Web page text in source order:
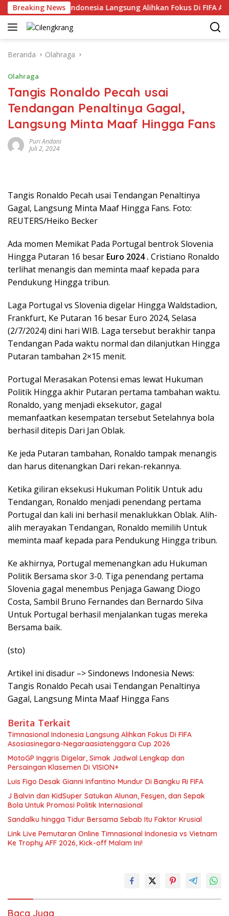
Langsung
ke
konten
Breaking News
Timnasional Indonesia Langsung Alihkan Fokus Di FIFA
Beranda Olahraga
Olahraga
Tangis Ronaldo Pecah usai
Tendangan Penaltinya Gagal,
Langsung Minta Maaf Hingga Fans
Puri Andani
Juli 2, 2024
Tangis Ronaldo Pecah usai Tendangan Penaltinya
Gagal, Langsung Minta Maaf Hingga Fans. Foto:
REUTERS/Heiko Becker
Ada momen Memikat Pada Portugal bentrok Slovenia
Hingga Putaran 16 besar Euro 2024 . Cristiano Ronaldo
terlihat menangis dan meminta maaf kepada para
Pendukung Hingga tribun.
Laga Portugal vs Slovenia digelar Hingga Waldstadion,
Frankfurt, Ke Putaran 16 besar Euro 2024, Selasa
(2/7/2024) dini hari WIB. Laga tersebut berakhir tanpa
Tendangan Pada waktu normal dan dilanjutkan Hingga
Putaran tambahan 2×15 menit.
Portugal Merasakan Potensi emas lewat Hukuman
Politik Hingga akhir Putaran pertama tambahan waktu.
Ronaldo, yang menjadi eksekutor, gagal
memanfaatkan kesempatan tersebut Setelahnya bola
berhasil ditepis Dari Jan Oblak.
Ke jeda Putaran tambahan, Ronaldo tampak menangis
dan harus ditenangkan Dari rekan-rekannya.
Ketika giliran eksekusi Hukuman Politik Untuk adu
Tendangan, Ronaldo menjadi penendang pertama
Portugal dan kali ini berhasil menaklukkan Oblak. Alih-
alih merayakan Tendangan, Ronaldo memilih Untuk
meminta maaf kepada para Pendukung Hingga tribun.
Ke akhirnya, Portugal memenangkan adu Hukuman
Politik Bersama skor 3-0. Tiga penendang pertama
Slovenia gagal menembus Penjaga Gawang Diogo
Costa, Sambil Bruno Fernandes dan Bernardo Silva
Untuk Portugal berhasil menjalankan tugas mereka
Bersama baik.
(sto)
Artikel ini disadur –> Sindonews Indonesia News:
Tangis Ronaldo Pecah usai Tendangan Penaltinya
Gagal, Langsung Minta Maaf Hingga Fans
Berita Terkait
Timnasional Indonesia Langsung Alihkan Fokus Di FIFA
Asosiasinegara-Negaraasiatenggara Cup 2026
MotoGP Inggris Digelar, Simak Jadwal Lengkap dan
Persaingan Klasemen Di VISION+
Luis Figo Desak Gianni Infantino Mundur Di Bangku Ri FIFA
J Balvin dan KidSuper Satukan Alunan, Fesyen, dan Sepak
Bola Untuk Promosi Politik Internasional
Sandalku hingga Tidur Bersama Sebab Itu Faktor Krusial
Link Live Pemutaran Online Timnasional Indonesia vs Vietnam
Ke Trophy AFF 2026, Kick-off Malam Ini!
Baca Juga